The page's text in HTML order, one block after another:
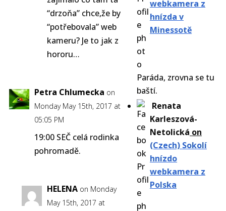
webkamera z
hnízda v
Minessotě
Paráda, zrovna se tu
baští.
Renata
Karleszová-
Netolická on
(Czech) Sokolí
hnízdo
webkamera z
Polska
“drzoňa” chce,že by
“potřebovala” web
kameru? Je to jak z
hororu…
Petra Chlumecka on
Monday May 15th, 2017 at
05:05 PM
19:00 SEČ celá rodinka
pohromadě.
HELENA on Monday
May 15th, 2017 at